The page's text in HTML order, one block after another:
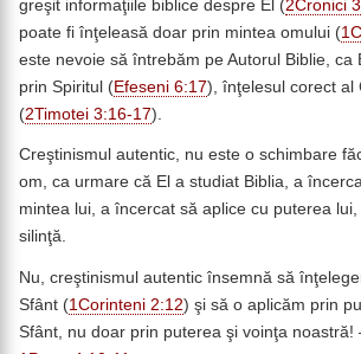
greşit informaţiile biblice despre El (2Cronici
poate fi înţeleasă doar prin mintea omului (
este nevoie să întrebăm pe Autorul Biblie, ca
prin Spiritul (Efeseni 6:17), înţelesul corect al
(2Timotei 3:16-17).
Creştinismul autentic, nu este o schimbare
om, ca urmare că El a studiat Biblia, a
mintea lui, a încercat să aplice cu puterea
silinţă.
Nu, creştinismul autentic însemnă să
Sfânt (1Corinteni 2:12) şi să o aplicăm prin
Sfânt, nu doar prin puterea şi voinţa noastră!